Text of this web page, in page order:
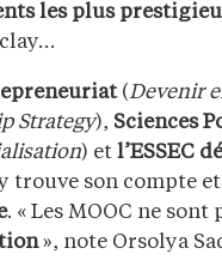
les plus
(Devenir
Strategy), Sciences
) et l’ESSEC
trouve son compte
. « Les MOOC ne
», note Orsolya